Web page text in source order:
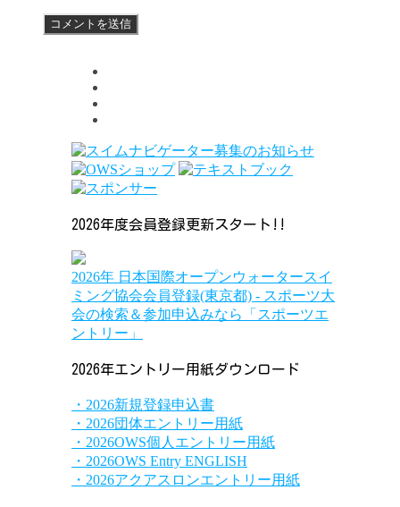
2026年度会員登録更新スタート!!
2026年 日本国際オープンウォータースイ
ミング協会会員登録(東京都) - スポーツ大
会の検索＆参加申込みなら「スポーツエ
ントリー」
2026年エントリー用紙ダウンロード
・2026新規登録申込書
・2026団体エントリー用紙
・2026OWS個人エントリー用紙
・2026OWS Entry ENGLISH
・2026アクアスロンエントリー用紙